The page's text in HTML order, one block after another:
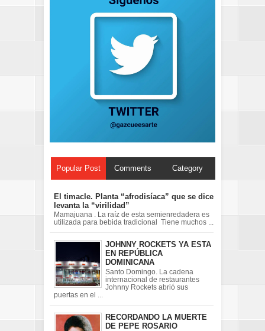
Popular Post Comments Category
El timacle. Planta “afrodisíaca” que se dice
levanta la “virilidad”
Mamajuana . La raíz de esta semienredadera es
utilizada para bebida tradicional Tiene muchos ...
JOHNNY ROCKETS YA ESTA
EN REPÚBLICA
DOMINICANA
Santo Domingo. La cadena
internacional de restaurantes
Johnny Rockets abrió sus
puertas en el ...
RECORDANDO LA MUERTE
DE PEPE ROSARIO